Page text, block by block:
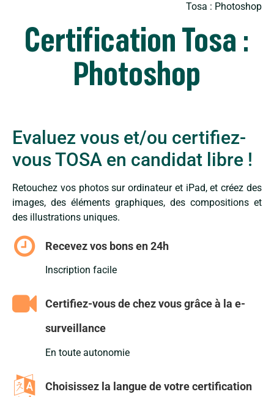
Tosa : Photoshop
Certification Tosa :
Photoshop
Evaluez vous et/ou certifiez-
vous TOSA en candidat libre !
Retouchez vos photos sur ordinateur et iPad, et créez des
images, des éléments graphiques, des compositions et
des illustrations uniques.
Recevez vos bons en 24h
Inscription facile
Certifiez-vous de chez vous grâce à la e-
surveillance
En toute autonomie
Choisissez la langue de votre certification